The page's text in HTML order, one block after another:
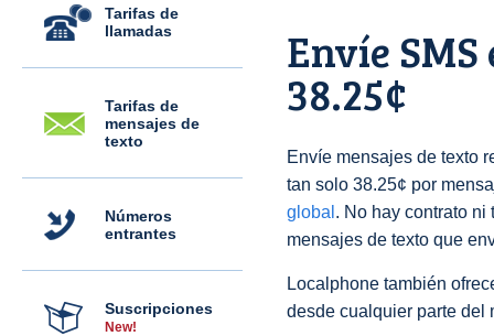
Tarifas de
llamadas
Tarifas de
mensajes de
texto
Números
entrantes
Suscripciones
New!
Envíe
38.25¢
Envíe mensajes de texto
tan solo 38.25¢ por
global . No hay contrato ni
mensajes de texto que
Localphone también
desde cualquier parte del